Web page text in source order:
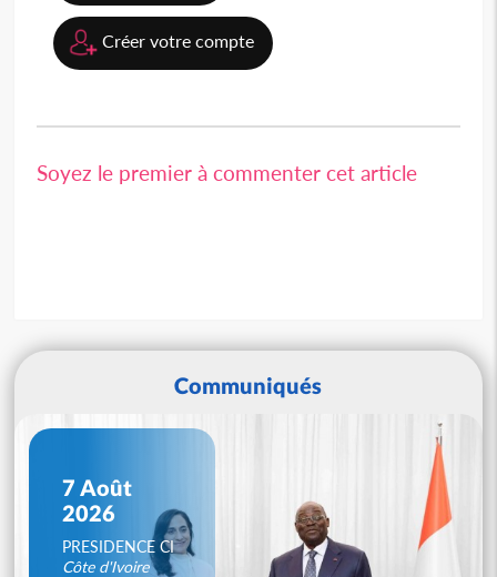
Créer votre compte
Soyez le premier à commenter cet article
Communiqués
7 Août
2026
PRESIDENCE CI
Côte d'Ivoire